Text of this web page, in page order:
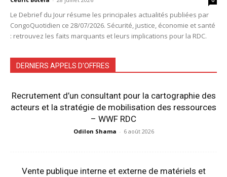
Le Debrief du Jour résume les principales actualités publiées par
CongoQuotidien ce 28/07/2026. Sécurité, justice, économie et santé
: retrouvez les faits marquants et leurs implications pour la RDC.
DERNIERS APPELS D'OFFRES
Recrutement d’un consultant pour la cartographie des
acteurs et la stratégie de mobilisation des ressources
– WWF RDC
Odilon Shama - 6 août 2026
Vente publique interne et externe de matériels et